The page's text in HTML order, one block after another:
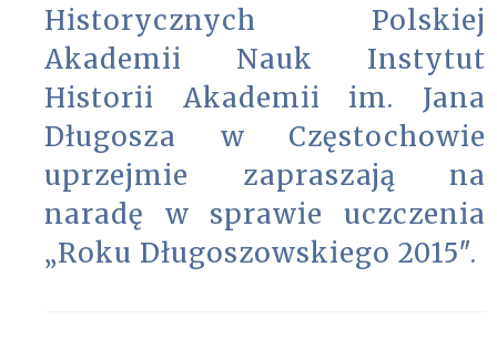
Historycznych Polskiej
Akademii Nauk Instytut
Historii Akademii im. Jana
Długosza w Częstochowie
uprzejmie zapraszają na
naradę w sprawie uczczenia
„Roku Długoszowskiego 2015″.